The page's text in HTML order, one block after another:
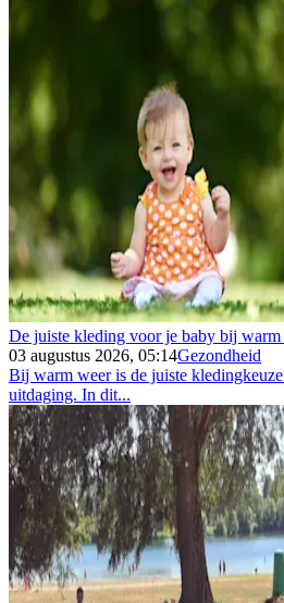
De juiste kleding voor je baby bij warm
03 augustus 2026, 05:14Gezondheid
Bij warm weer is de juiste
uitdaging. In dit...